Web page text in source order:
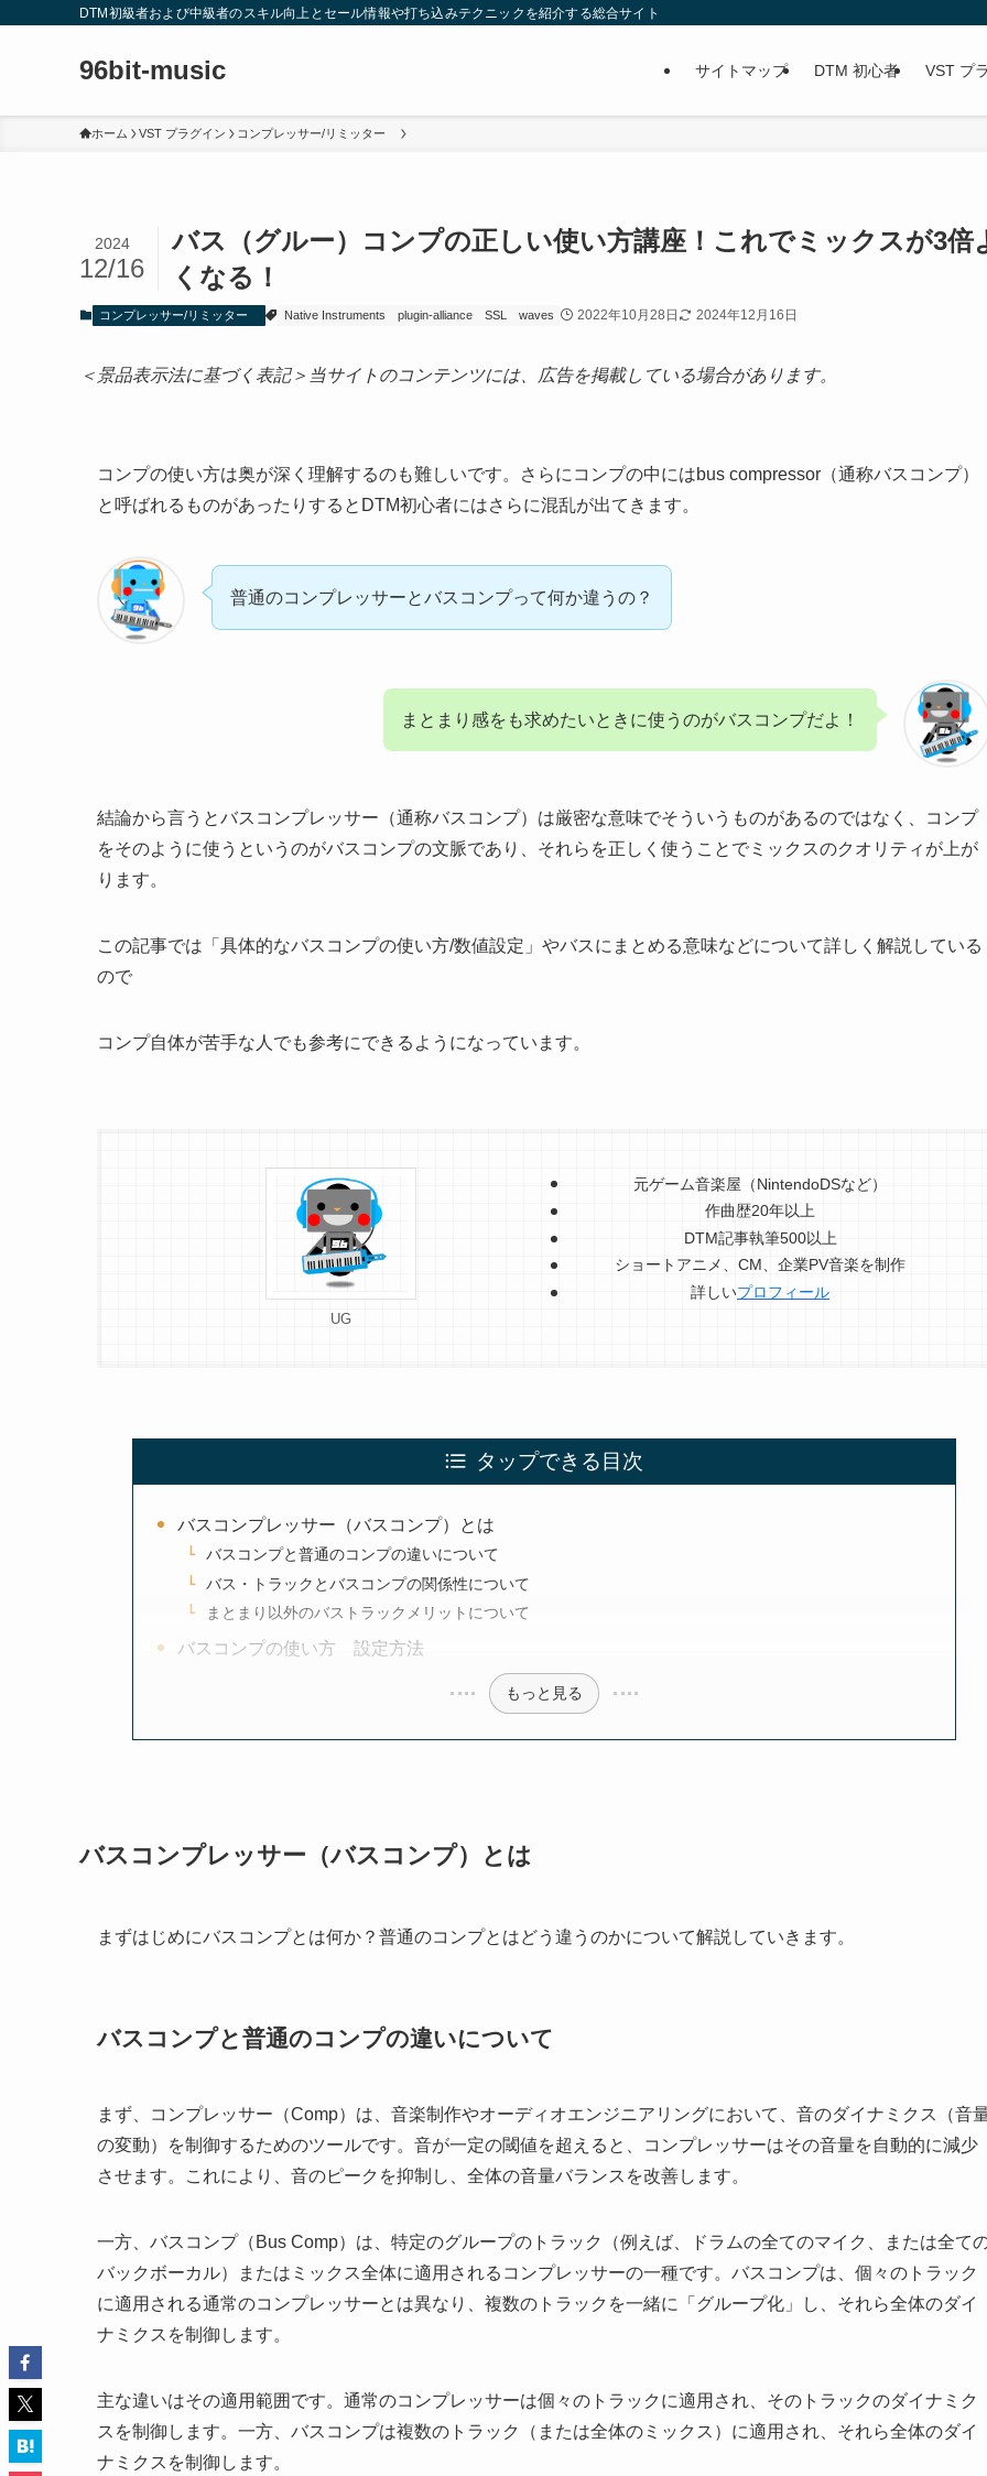
DTM初級者および中級者のスキル向上とセール情報や打ち込みテクニックを紹介する総合サイト
96bit-music サイトマップ DTM 初心者 VST プ
ホーム VST プラグイン コンプレッサー/リミッター
バス（グルー）コンプの正しい使い方講座！これでミックスが3倍
くなる！
2024
12/16
コンプレッサー/リミッター Native Instruments plugin-alliance SSL waves 2022年10月28日 2024年12月16日
＜景品表示法に基づく表記＞当サイトのコンテンツには、広告を掲載している場合があります。
コンプの使い方は奥が深く理解するのも難しいです。さらにコンプの中にはbus compressor（通称バスコンプ）
と呼ばれるものがあったりするとDTM初心者にはさらに混乱が出てきます。
普通のコンプレッサーとバスコンプって何か違うの？
まとまり感をも求めたいときに使うのがバスコンプだよ！
結論から言うとバスコンプレッサー（通称バスコンプ）は厳密な意味でそういうものがあるのではなく、コンプ
をそのように使うというのがバスコンプの文脈であり、それらを正しく使うことでミックスのクオリティが上が
ります。
この記事では「具体的なバスコンプの使い方/数値設定」やバスにまとめる意味などについて詳しく解説している
ので
コンプ自体が苦手な人でも参考にできるようになっています。
UG
元ゲーム音楽屋（NintendoDSなど）
作曲歴20年以上
DTM記事執筆500以上
ショートアニメ、CM、企業PV音楽を制作
詳しいプロフィール
タップできる目次
バスコンプレッサー（バスコンプ）とは
バスコンプと普通のコンプの違いについて
バス・トラックとバスコンプの関係性について
まとまり以外のバストラックメリットについて
バスコンプの使い方 設定方法
もっと見る
バスコンプレッサー（バスコンプ）とは
まずはじめにバスコンプとは何か？普通のコンプとはどう違うのかについて解説していきます。
バスコンプと普通のコンプの違いについて
まず、コンプレッサー（Comp）は、音楽制作やオーディオエンジニアリングにおいて、音のダイナミクス（音
の変動）を制御するためのツールです。音が一定の閾値を超えると、コンプレッサーはその音量を自動的に減少
させます。これにより、音のピークを抑制し、全体の音量バランスを改善します。
一方、バスコンプ（Bus Comp）は、特定のグループのトラック（例えば、ドラムの全てのマイク、または全て
バックボーカル）またはミックス全体に適用されるコンプレッサーの一種です。バスコンプは、個々のトラック
に適用される通常のコンプレッサーとは異なり、複数のトラックを一緒に「グループ化」し、それら全体のダイ
ナミクスを制御します。
主な違いはその適用範囲です。通常のコンプレッサーは個々のトラックに適用され、そのトラックのダイナミク
スを制御します。一方、バスコンプは複数のトラック（または全体のミックス）に適用され、それら全体のダイ
ナミクスを制御します。